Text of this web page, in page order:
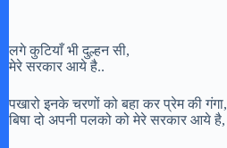
लगे कुटियाँ भी दुल्हन सी,
मेरे सरकार आये है..
पखारो इनके चरणों को बहा कर प्रेम की गंगा,
बिषा दो अपनी पलको को मेरे सरकार आये है,